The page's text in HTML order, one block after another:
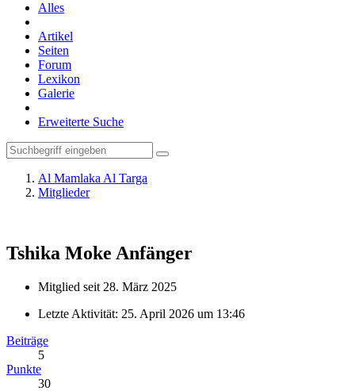
Alles
Artikel
Seiten
Forum
Lexikon
Galerie
Erweiterte Suche
Al Mamlaka Al Targa
Mitglieder
Tshika Moke Anfänger
Mitglied seit 28. März 2025
Letzte Aktivität: 25. April 2026 um 13:46
Beiträge
5
Punkte
30